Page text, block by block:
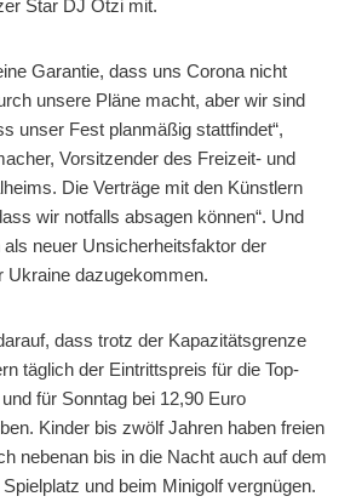
Star DJ Ötzi mit.
Garantie, dass uns Corona nicht
unsere Pläne macht, aber wir sind
unser Fest planmäßig stattfindet“,
Vorsitzender des Freizeit- und
Die Verträge mit den Künstlern
wir notfalls absagen können“. Und
neuer Unsicherheitsfaktor der
Ukraine dazugekommen.
dass trotz der Kapazitätsgrenze
täglich der Eintrittspreis für die Top-
für Sonntag bei 12,90 Euro
Kinder bis zwölf Jahren haben freien
nebenan bis in die Nacht auch auf dem
und beim Minigolf vergnügen.